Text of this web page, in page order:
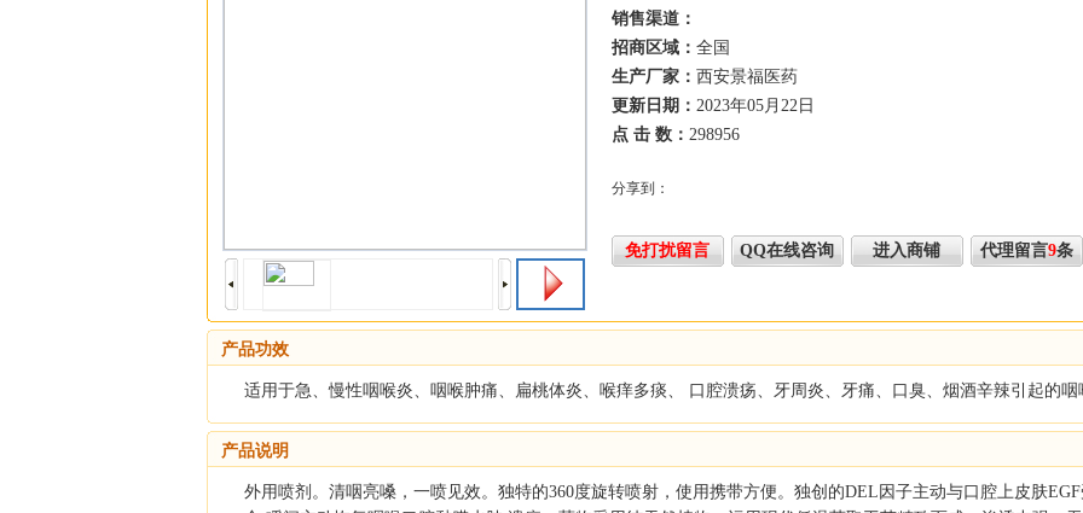
销售渠道：
招商区域： 全国
生产厂家： 西安景福医药
更新日期： 2023年05月22日
点 击 数： 298956
分享到：
免打扰留言 QQ在线咨询 进入商铺 代理留言9条
产品功效
适用于急、慢性咽喉炎、咽喉肿痛、扁桃体炎、喉痒多痰、 口腔溃疡、牙周炎、牙痛、口臭、烟酒辛辣引起的咽
产品说明
外用喷剂。清咽亮嗓，一喷见效。独特的360度旋转喷射，使用携带方便。独创的DEL因子主动与口腔上皮肤